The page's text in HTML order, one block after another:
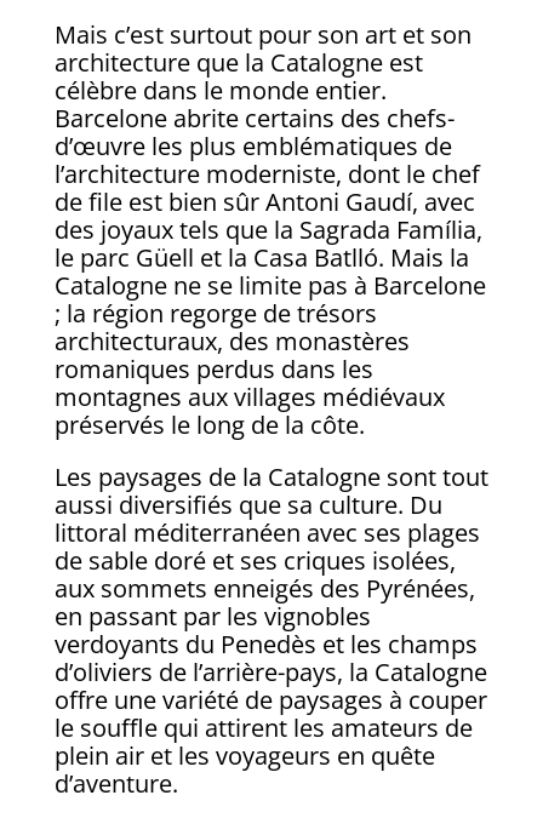
Mais c’est surtout pour son art et son
architecture que la Catalogne est
célèbre dans le monde entier.
Barcelone abrite certains des chefs-
d’œuvre les plus emblématiques de
l’architecture moderniste, dont le chef
de file est bien sûr Antoni Gaudí, avec
des joyaux tels que la Sagrada Família,
le parc Güell et la Casa Batlló. Mais la
Catalogne ne se limite pas à Barcelone
; la région regorge de trésors
architecturaux, des monastères
romaniques perdus dans les
montagnes aux villages médiévaux
préservés le long de la côte.
Les paysages de la Catalogne sont tout
aussi diversifiés que sa culture. Du
littoral méditerranéen avec ses plages
de sable doré et ses criques isolées,
aux sommets enneigés des Pyrénées,
en passant par les vignobles
verdoyants du Penedès et les champs
d’oliviers de l’arrière-pays, la Catalogne
offre une variété de paysages à couper
le souffle qui attirent les amateurs de
plein air et les voyageurs en quête
d’aventure.